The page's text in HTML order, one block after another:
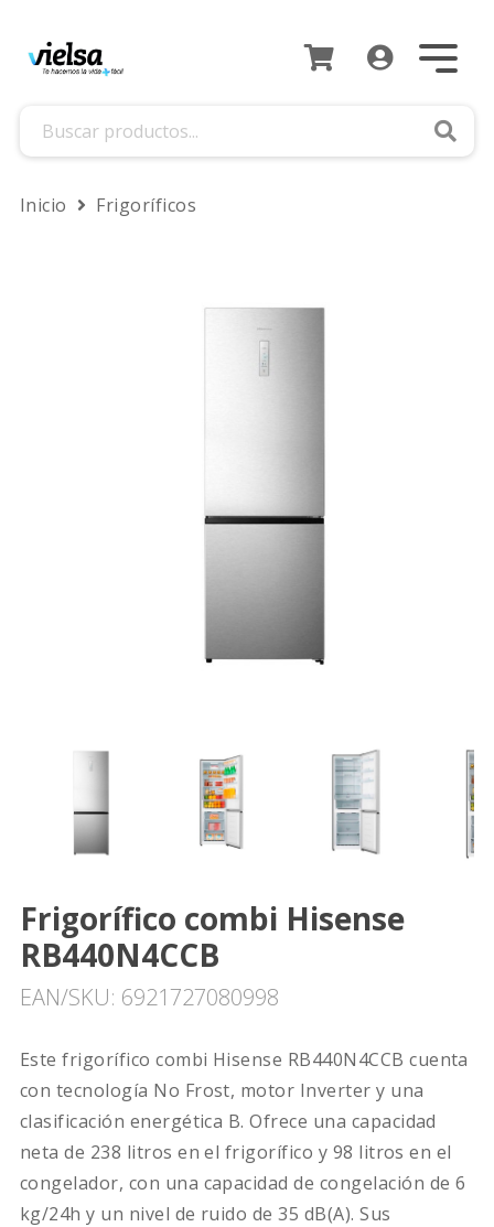
Inicio
 Frigoríficos
Frigorífico combi Hisense
RB440N4CCB
EAN/SKU: 6921727080998
Este frigorífico combi Hisense RB440N4CCB cuenta
con tecnología No Frost, motor Inverter y una
clasificación energética B. Ofrece una capacidad
neta de 238 litros en el frigorífico y 98 litros en el
congelador, con una capacidad de congelación de 6
kg/24h y un nivel de ruido de 35 dB(A). Sus